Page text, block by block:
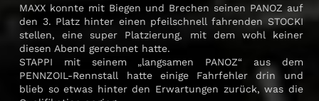
MAXX konnte mit Biegen und Brechen seinen PANOZ auf
den 3. Platz hinter einen pfeilschnell fahrenden STOCKI
stellen, eine super Platzierung, mit dem wohl keiner
diesen Abend gerechnet hatte.
STAPPI mit seinem „langsamen PANOZ“ aus dem
PENNZOIL-Rennstall hatte einige Fahrfehler drin und
blieb so etwas hinter den Erwartungen zurück, was die